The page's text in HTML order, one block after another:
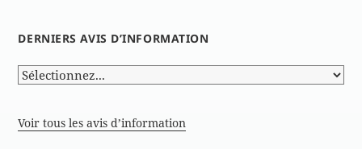
DERNIERS AVIS D’INFORMATION
Voir tous les avis d’information